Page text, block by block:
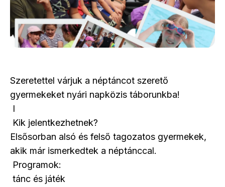
Szeretettel várjuk a néptáncot szerető
gyermekeket nyári napközis táborunkba!
I
Kik jelentkezhetnek?
Elsősorban alsó és felső tagozatos gyermekek,
akik már ismerkedtek a néptánccal.
Programok:
tánc és játék